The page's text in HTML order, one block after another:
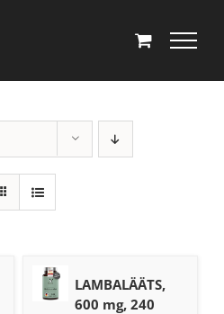
LAMBALÄÄTS,
600 mg, 240